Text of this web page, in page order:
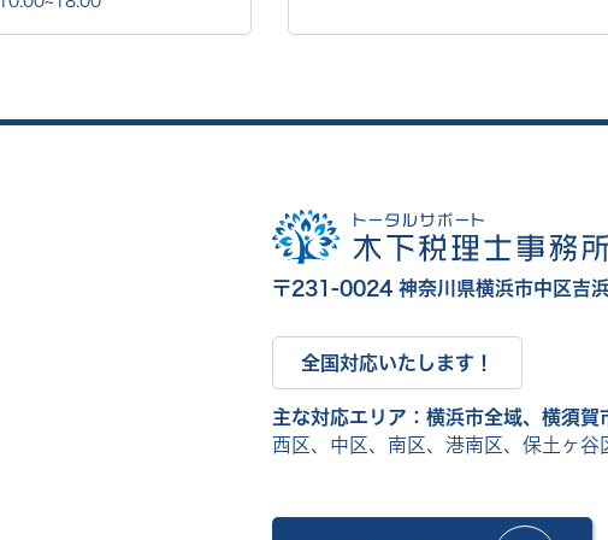
〒231-0024 神奈川県横浜市中区吉
全国対応いたします！
主な対応エリア：横浜市全域、横須賀
西区、中区、南区、港南区、保土ヶ谷